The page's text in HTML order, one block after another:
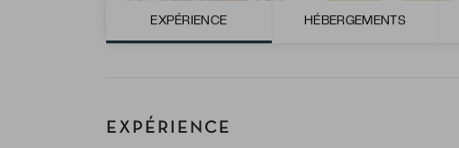
EXPÉRIENCE HÉBERGEMENTS
EXPÉRIENCE